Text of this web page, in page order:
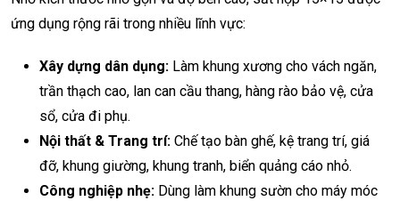
ứng dụng rộng rãi trong nhiều lĩnh vực:
Xây dựng dân dụng: Làm khung xương cho vách ngăn,
trần thạch cao, lan can cầu thang, hàng rào bảo vệ, cửa
sổ, cửa đi phụ.
Nội thất & Trang trí: Chế tạo bàn ghế, kệ trang trí, giá
đỡ, khung giường, khung tranh, biển quảng cáo nhỏ.
Công nghiệp nhẹ: Dùng làm khung sườn cho máy móc